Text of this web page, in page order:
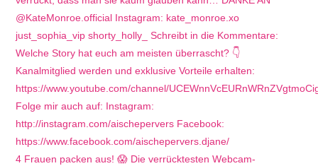
4 Frauen packen aus! 😱 Die verrücktesten Webcam-